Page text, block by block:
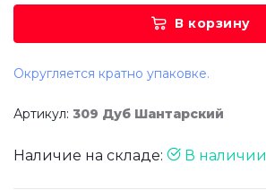
В корзину
Округляется кратно упаковке.
Артикул: 309 Дуб Шантарский
Наличие на складе: В наличии